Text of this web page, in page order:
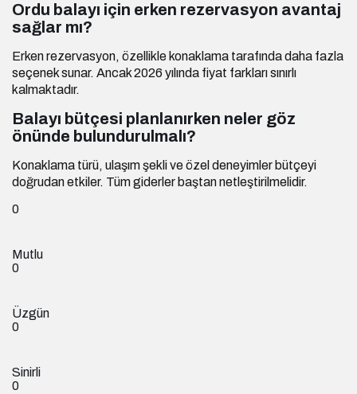
Ordu balayı için erken rezervasyon avantaj
sağlar mı?
Erken rezervasyon, özellikle konaklama tarafında daha fazla
seçenek sunar. Ancak 2026 yılında fiyat farkları sınırlı
kalmaktadır.
Balayı bütçesi planlanırken neler göz
önünde bulundurulmalı?
Konaklama türü, ulaşım şekli ve özel deneyimler bütçeyi
doğrudan etkiler. Tüm giderler baştan netleştirilmelidir.
0
Mutlu
0
Üzgün
0
Sinirli
0